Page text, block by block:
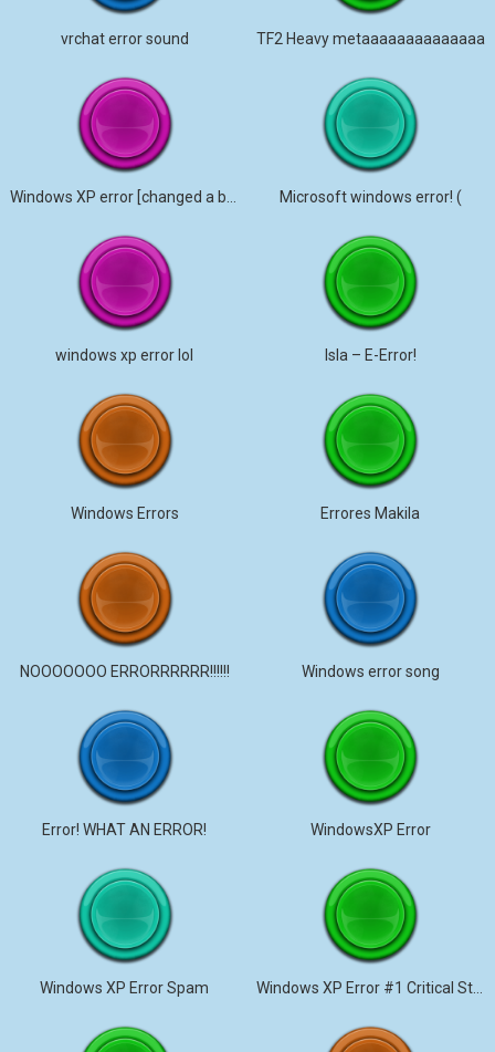
vrchat error sound TF2 Heavy metaaaaaaaaaaaaaa
Microsoft windows error! (
windows xp error lol Isla – E-Error!
Windows Errors Errores Makila
NOOOOOOO ERRORRRRRR!!!!!! Windows error song
Error! WHAT AN ERROR! WindowsXP Error
Windows XP Error Spam Windows XP Error #1 Critical Stop